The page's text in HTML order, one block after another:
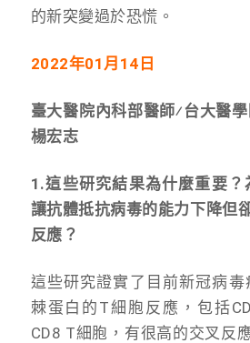
的新突變過於恐慌。
2022年01月14日
臺大醫院內科部醫師⁄台大醫
楊宏志
1.這些研究結果為什麼重要
讓抗體抵抗病毒的能力下降但
反應？
這些研究證實了目前新冠病
棘蛋白的T細胞反應，包括
CD8 T細胞，有很高的交叉反